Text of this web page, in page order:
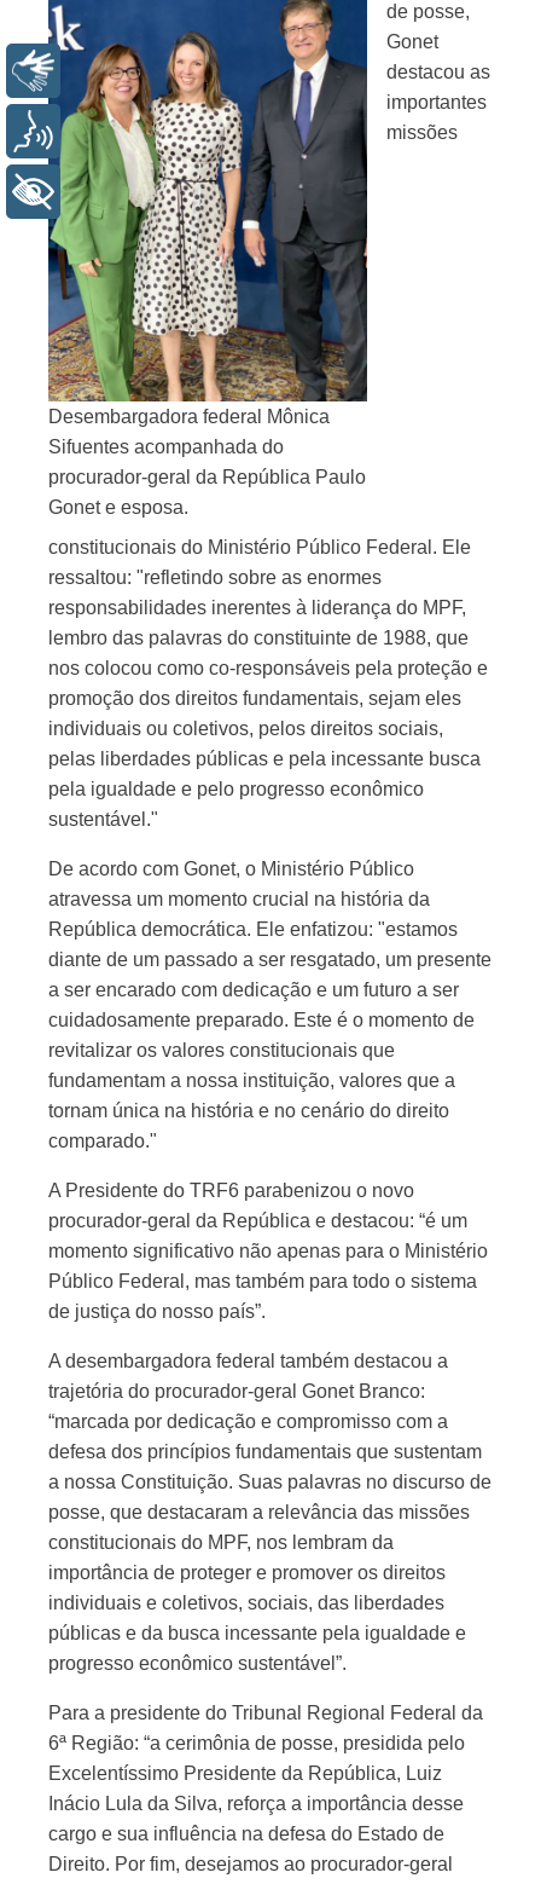
Desembargadora federal Mônica
Sifuentes acompanhada do
procurador-geral da República Paulo
Gonet e esposa.
de posse,
Gonet
destacou as
importantes
missões
constitucionais do Ministério Público Federal. Ele
ressaltou: "refletindo sobre as enormes
responsabilidades inerentes à liderança do MPF,
lembro das palavras do constituinte de 1988, que
nos colocou como co-responsáveis pela proteção e
promoção dos direitos fundamentais, sejam eles
individuais ou coletivos, pelos direitos sociais,
pelas liberdades públicas e pela incessante busca
pela igualdade e pelo progresso econômico
sustentável."
De acordo com Gonet, o Ministério Público
atravessa um momento crucial na história da
República democrática. Ele enfatizou: "estamos
diante de um passado a ser resgatado, um presente
a ser encarado com dedicação e um futuro a ser
cuidadosamente preparado. Este é o momento de
revitalizar os valores constitucionais que
fundamentam a nossa instituição, valores que a
tornam única na história e no cenário do direito
comparado."
A Presidente do TRF6 parabenizou o novo
procurador-geral da República e destacou: “é um
momento significativo não apenas para o Ministério
Público Federal, mas também para todo o sistema
de justiça do nosso país”.
A desembargadora federal também destacou a
trajetória do procurador-geral Gonet Branco:
“marcada por dedicação e compromisso com a
defesa dos princípios fundamentais que sustentam
a nossa Constituição. Suas palavras no discurso de
posse, que destacaram a relevância das missões
constitucionais do MPF, nos lembram da
importância de proteger e promover os direitos
individuais e coletivos, sociais, das liberdades
públicas e da busca incessante pela igualdade e
progresso econômico sustentável”.
Para a presidente do Tribunal Regional Federal da
6ª Região: “a cerimônia de posse, presidida pelo
Excelentíssimo Presidente da República, Luiz
Inácio Lula da Silva, reforça a importância desse
cargo e sua influência na defesa do Estado de
Direito. Por fim, desejamos ao procurador-geral
Libras
Voz
+ Acessibilidade